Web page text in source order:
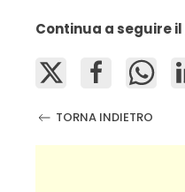
Continua a seguire il
TORNA INDIETRO